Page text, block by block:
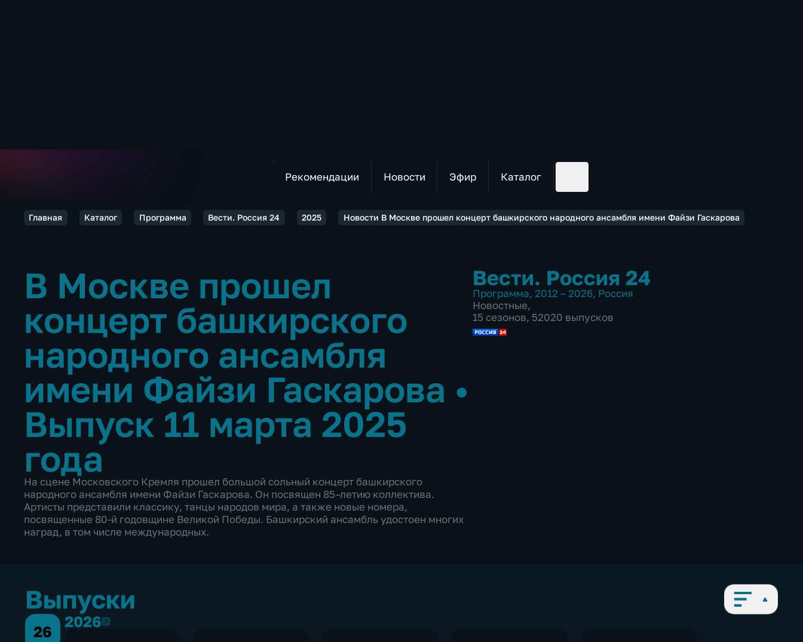
Рекомендации Новости Эфир Каталог
Главная Каталог Программа Вести. Россия 24 2025 Новости В Москве прошел концерт башкирского народного ансамбля имени Файзи Гаскарова
В Москве прошел
концерт башкирского
народного ансамбля
имени Файзи Гаскарова •
Выпуск 11 марта 2025
года
На сцене Московского Кремля прошел большой сольный концерт башкирского
народного ансамбля имени Файзи Гаскарова. Он посвящен 85–летию коллектива.
Артисты представили классику, танцы народов мира, а также новые номера,
посвященные 80-й годовщине Великой Победы. Башкирский ансамбль удостоен многих
наград, в том числе международных.
Вести. Россия 24
Программа, 2012 – 2026, Россия
Новостные,
15 сезонов, 52020 выпусков
Выпуски
26
20262026